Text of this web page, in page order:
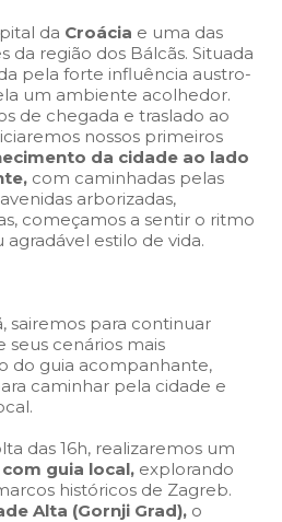
da Croácia e uma das
da região dos Bálcãs. Situada
pela forte influência austro-
um ambiente acolhedor.
de chegada e traslado ao
nossos primeiros
da cidade ao lado
com caminhadas pelas
arborizadas,
começamos a sentir o ritmo
estilo de vida.
sairemos para continuar
seus cenários mais
do guia acompanhante,
caminhar pela cidade e
das 16h, realizaremos um
guia local, explorando
históricos de Zagreb.
Alta (Gornji Grad), o